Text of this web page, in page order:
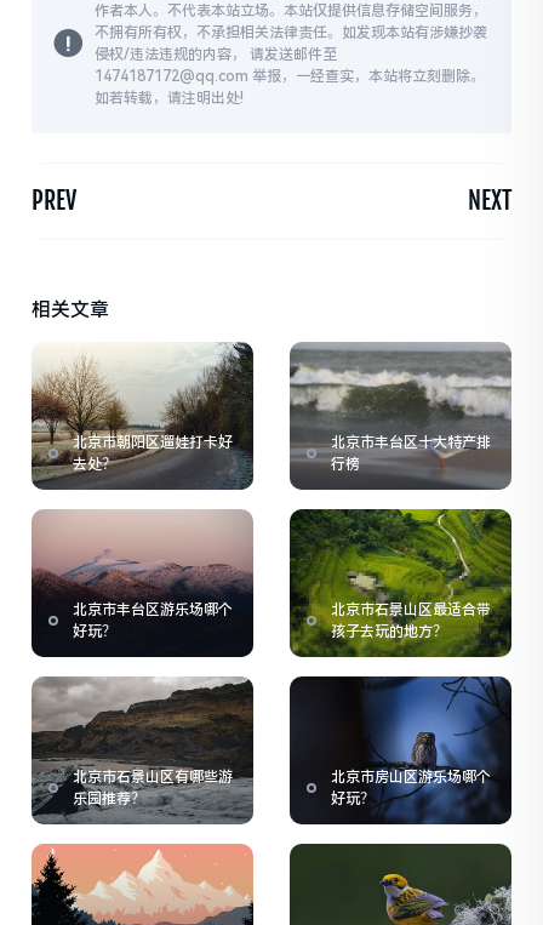
作者本人。不代表本站立场。本站仅提供信息存储空间服务，
不拥有所有权，不承担相关法律责任。如发现本站有涉嫌抄袭
侵权/违法违规的内容， 请发送邮件至
1474187172@qq.com 举报，一经查实，本站将立刻删除。
如若转载，请注明出处!
PREV NEXT
相关文章
北京市朝阳区遛娃打卡好
去处？
北京市丰台区十大特产排
行榜
北京市丰台区游乐场哪个
好玩？
北京市石景山区最适合带
孩子去玩的地方？
北京市石景山区有哪些游
乐园推荐？
北京市房山区游乐场哪个
好玩？